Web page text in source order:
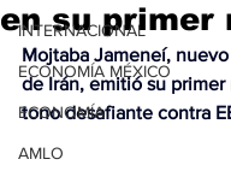
INTERNACIONAL
ECONOMÍA MÉXICO
ECONOMÍA
AMLO
en su primer
Mojtaba Jameneí,
de Irán, emitió su primer
tono desafiante contra